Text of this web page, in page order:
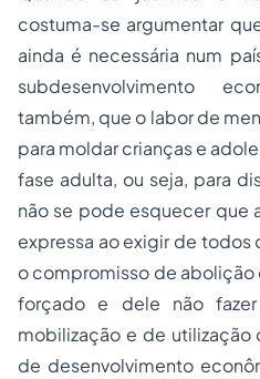
costuma-se argumentar
ainda é necessária num
subdesenvolvimento
também, que o labor de
para moldar crianças e
fase adulta, ou seja, para
não se pode esquecer que
expressa ao exigir de todos
o compromisso de
forçado e dele não
mobilização e de
de desenvolvimento